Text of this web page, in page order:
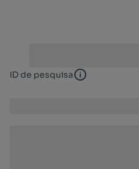
ID de pesquisa ID de pesquisa